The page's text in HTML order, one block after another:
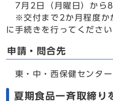
7月2日（月曜日）から
※交付まで2か月程度か
に手続きを行ってください
申請・問合先
東・中・西保健センター
夏期食品一斉取締り